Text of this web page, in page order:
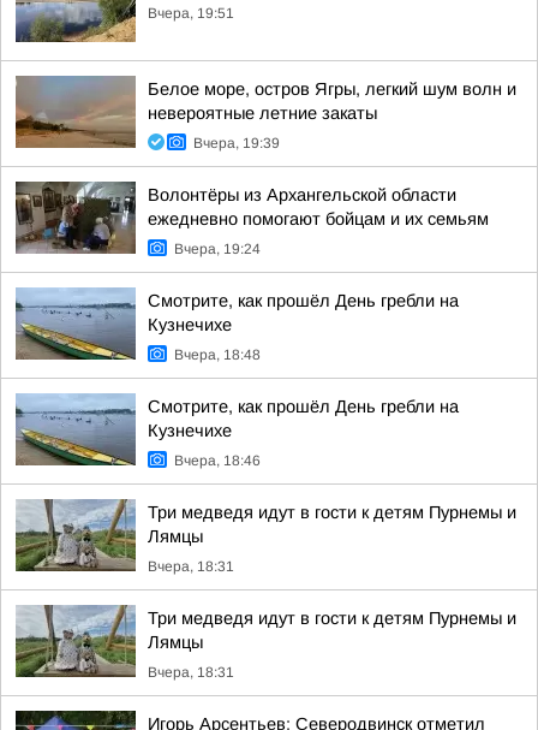
Вчера, 19:51
Белое море, остров Ягры, легкий шум волн и
невероятные летние закаты
Вчера, 19:39
Волонтёры из Архангельской области
ежедневно помогают бойцам и их семьям
Вчера, 19:24
Смотрите, как прошёл День гребли на
Кузнечихе
Вчера, 18:48
Смотрите, как прошёл День гребли на
Кузнечихе
Вчера, 18:46
Три медведя идут в гости к детям Пурнемы и
Лямцы
Вчера, 18:31
Три медведя идут в гости к детям Пурнемы и
Лямцы
Вчера, 18:31
Игорь Арсентьев: Северодвинск отметил